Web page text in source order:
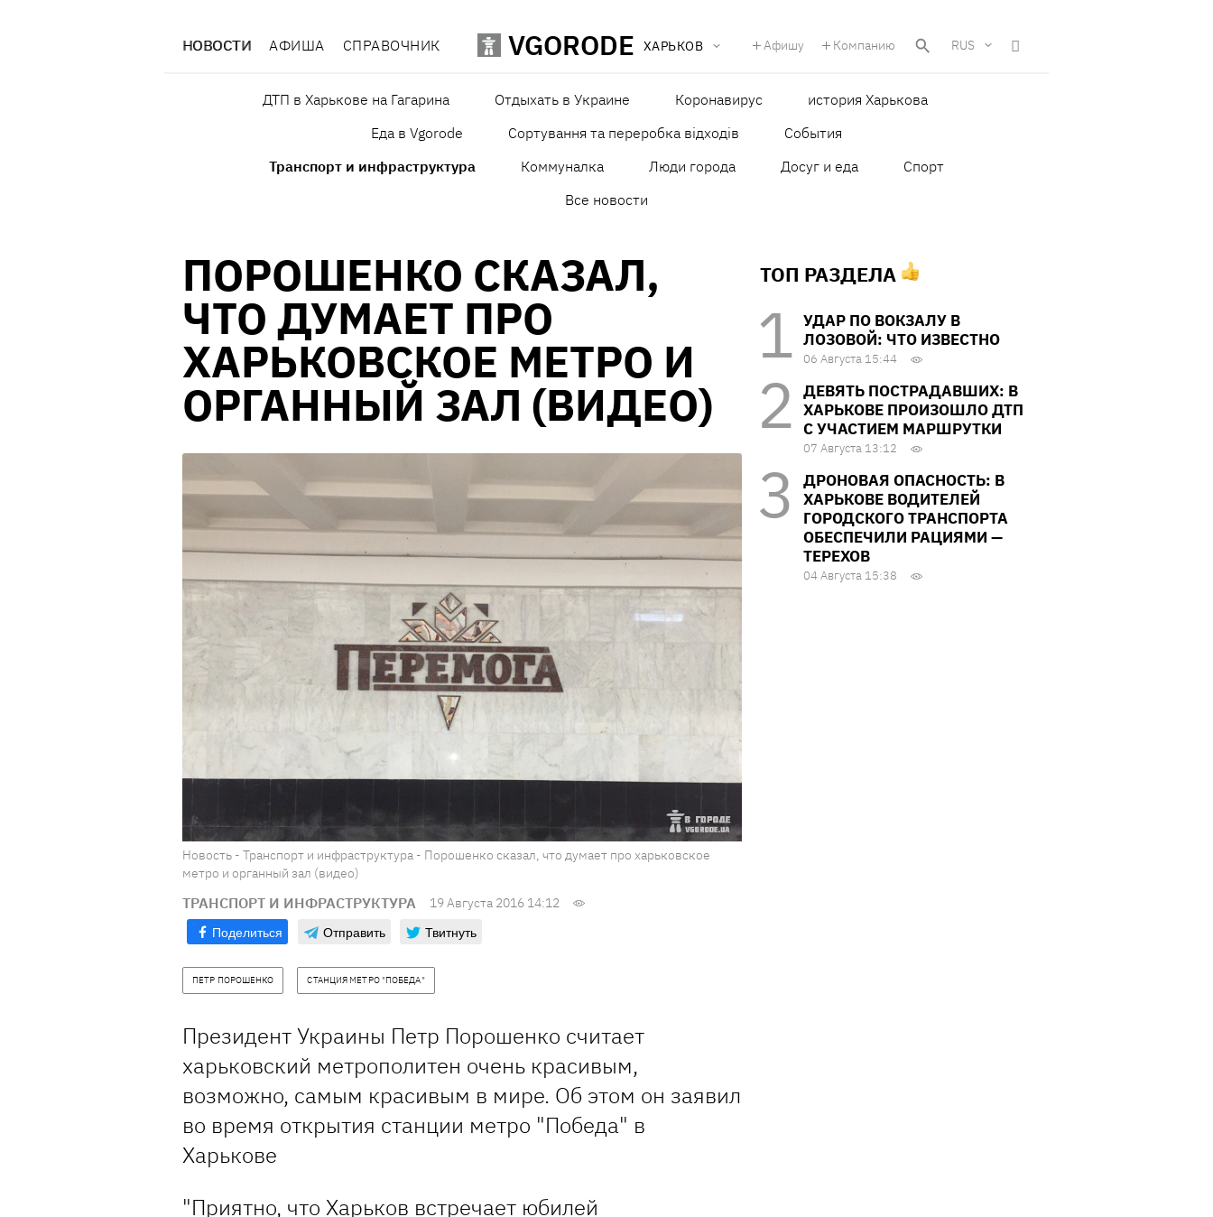
НОВОСТИ АФИША СПРАВОЧНИК VGORODE ХАРЬКОВ Афишу Компанию RUS
ДТП в Харькове на Гагарина Отдыхать в Украине Коронавирус
история Харькова
Еда в Vgorode
Сортування та переробка відходів
События
Транспорт и инфраструктура
Коммуналка Люди города Досуг и еда
Спорт
Все новости
ПОРОШЕНКО СКАЗАЛ,
ЧТО ДУМАЕТ ПРО
ХАРЬКОВСКОЕ МЕТРО И
ОРГАННЫЙ ЗАЛ (ВИДЕО)
Новость - Транспорт и инфраструктура - Порошенко сказал, что думает про харьковское
метро и органный зал (видео)
ТРАНСПОРТ И ИНФРАСТРУКТУРА 19 Августа 2016 14:12
Поделиться Отправить Твитнуть
ПЕТР ПОРОШЕНКО СТАНЦИЯ МЕТРО "ПОБЕДА"
Президент Украины Петр Порошенко считает
харьковский метрополитен очень красивым,
возможно, самым красивым в мире. Об этом он заявил
во время открытия станции метро "Победа" в
Харькове
"Приятно, что Харьков встречает юбилей
ТОП РАЗДЕЛА
УДАР ПО ВОКЗАЛУ В
ЛОЗОВОЙ: ЧТО ИЗВЕСТНО
06 Августа 15:44
ДЕВЯТЬ ПОСТРАДАВШИХ: В
ХАРЬКОВЕ ПРОИЗОШЛО ДТП
С УЧАСТИЕМ МАРШРУТКИ
07 Августа 13:12
ДРОНОВАЯ ОПАСНОСТЬ: В
ХАРЬКОВЕ ВОДИТЕЛЕЙ
ГОРОДСКОГО ТРАНСПОРТА
ОБЕСПЕЧИЛИ РАЦИЯМИ —
ТЕРЕХОВ
04 Августа 15:38